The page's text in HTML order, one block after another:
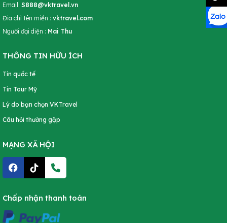
Email: S888@vktravel.vn
Đia chỉ tên miền : vktravel.com
Người đại diện : Mai Thu
THÔNG TIN HỮU ÍCH
Tin quốc tế
Tin Tour Mỹ
Lý do bạn chọn VKTravel
Câu hỏi thường gặp
MẠNG XÃ HỘI
Chấp nhận thanh toán